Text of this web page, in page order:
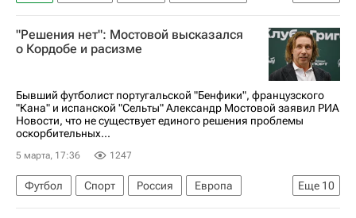
Мюнхен
Германия
Лига Наций
Рафаэл Геррейру
Боруссия (Дортмунд)
"Решения нет": Мостовой высказался
о Кордобе и расизме
Бывший футболист португальской "Бенфики", французского
"Кана" и испанской "Сельты" Александр Мостовой заявил РИА
Новости, что не существует единого решения проблемы
оскорбительных...
5 марта, 17:36 1247
Еще 10
Футбол Спорт Россия
Европа
Александр Мостовой